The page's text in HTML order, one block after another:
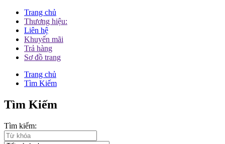
Trang chủ
Thương hiệu:
Liên hệ
Khuyến mãi
Trả hàng
Sơ đồ trang
Trang chủ
Tìm Kiếm
Tìm Kiếm
Tìm kiếm: